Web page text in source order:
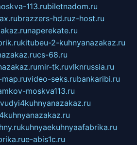
113.rubiletnadom.ru
brazzers-hd.ruz-host.ru
naperekate.ru
kitubeu-2-kuhnyanazakaz.ru
cs-68.ru
mir-tk.ruvlknrussia.ru
video-seks.rubankaribi.ru
moskva113.ru
kuhnyaekuhnyaafabrika.ru
e-abis1c.ru